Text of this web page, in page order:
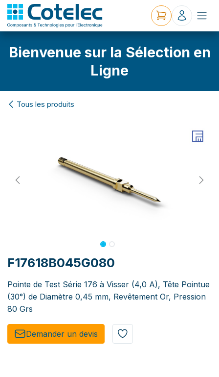
Bienvenue sur la Sélection en
Ligne
Tous les produits
F17618B045G080
Pointe de Test Série 176 à Visser (4,0 A), Tête Pointue
(30°) de Diamètre 0,45 mm, Revêtement Or, Pression
80 Grs
Demander un de​​vis​​